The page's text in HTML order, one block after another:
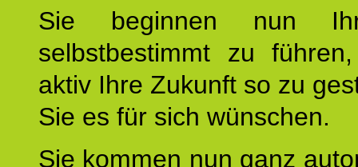
Sie beginnen nun
selbstbestimmt zu
aktiv Ihre Zukunft so zu
Sie es für sich wünschen.
Sie kommen nun ganz